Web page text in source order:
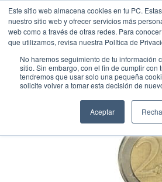
Este sitio web almacena cookies en tu PC.
nuestro sitio web y ofrecer servicios más
web como a través de otras redes. Para
que utilizamos, revisa nuestra Política de
No haremos seguimiento de tu información
sitio. Sin embargo, con el fin de cumplir con
tendremos que usar solo una pequeña
solicite volver a tomar esta decisión de
Aceptar